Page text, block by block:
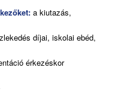
a kiutazás,
díjai, iskolai ebéd,
érkezéskor